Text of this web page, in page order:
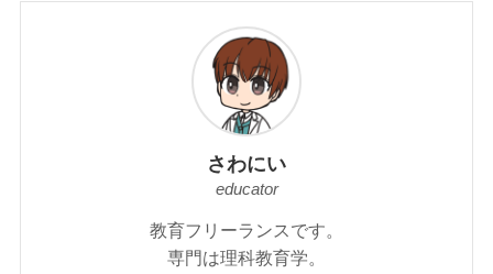
さわにい
educator
教育フリーランスです。
専門は理科教育学。